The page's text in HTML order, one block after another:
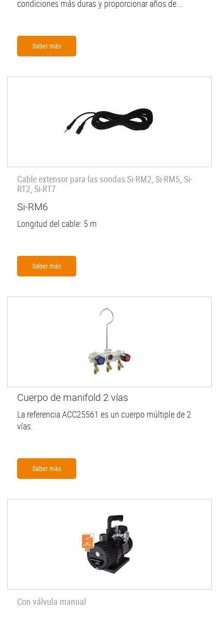
condiciones más duras y proporcionar años de...
Saber màs
Cable extensor para las sondas Si-RM2, Si-RM5, Si-
RT2, Si-RT7
Si-RM6
Longitud del cable: 5 m
Saber màs
Cuerpo de manifold 2 vías
La referencia ACC25561 es un cuerpo múltiple de 2
vías.
Saber màs
Con válvula manual